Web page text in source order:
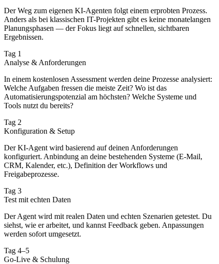
Der Weg zum eigenen KI-Agenten folgt einem erprobten Prozess.
Anders als bei klassischen IT-Projekten gibt es keine monatelangen
Planungsphasen — der Fokus liegt auf schnellen, sichtbaren
Ergebnissen.
Tag 1
Analyse & Anforderungen
In einem kostenlosen Assessment werden deine Prozesse analysiert:
Welche Aufgaben fressen die meiste Zeit? Wo ist das
Automatisierungspotenzial am höchsten? Welche Systeme und
Tools nutzt du bereits?
Tag 2
Konfiguration & Setup
Der KI-Agent wird basierend auf deinen Anforderungen
konfiguriert. Anbindung an deine bestehenden Systeme (E-Mail,
CRM, Kalender, etc.), Definition der Workflows und
Freigabeprozesse.
Tag 3
Test mit echten Daten
Der Agent wird mit realen Daten und echten Szenarien getestet. Du
siehst, wie er arbeitet, und kannst Feedback geben. Anpassungen
werden sofort umgesetzt.
Tag 4–5
Go-Live & Schulung